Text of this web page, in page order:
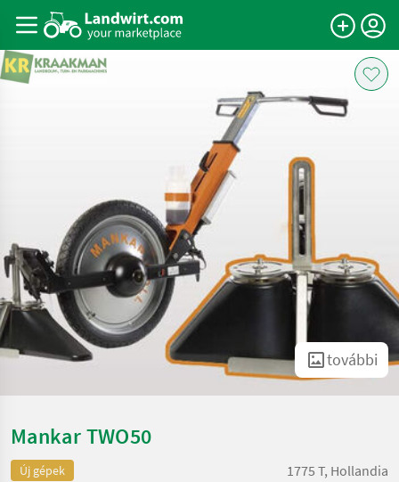
további
Mankar TWO50
Új gépek 1775 T, Hollandia